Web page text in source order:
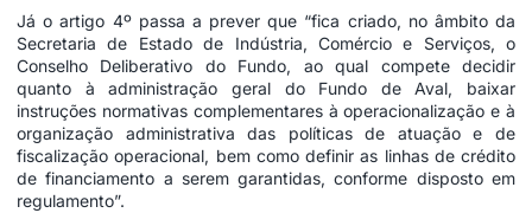
Já o artigo 4º passa a prever que “fica criado, no âmbito da
Secretaria de Estado de Indústria, Comércio e Serviços, o
Conselho Deliberativo do Fundo, ao qual compete decidir
quanto à administração geral do Fundo de Aval, baixar
instruções normativas complementares à operacionalização e à
organização administrativa das políticas de atuação e de
fiscalização operacional, bem como definir as linhas de crédito
de financiamento a serem garantidas, conforme disposto em
regulamento”.